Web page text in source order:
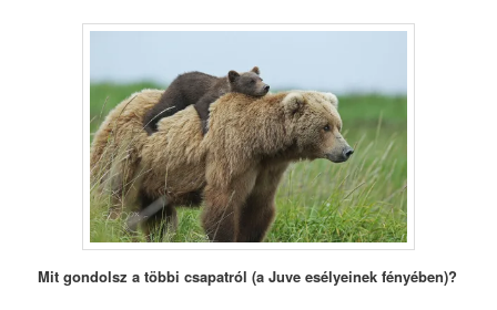
Mit gondolsz a többi csapatról (a Juve esélyeinek fényében)?